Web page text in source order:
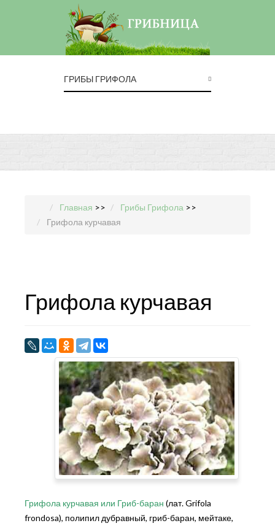
ГРИБЫ ГРИФОЛА
Главная >> Грибы Грифола >>
Грифола курчавая
Грифола курчавая
Грифола курчавая или Гриб-баран (лат. Grifola
frondosa), полипил дубравный, гриб-баран, мейтаке,